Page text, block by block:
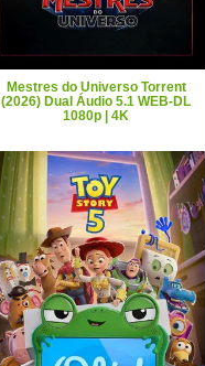
Mestres do Universo Torrent
(2026) Dual Áudio 5.1 WEB-DL
1080p | 4K